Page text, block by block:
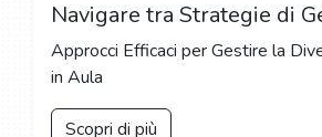
Approcci Efficaci per Gestire la
in Aula
Scopri di più